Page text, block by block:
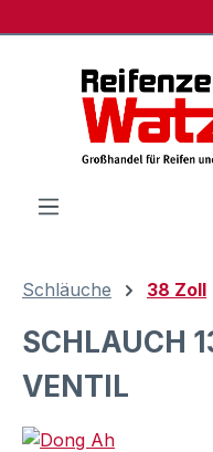
Schläuche 38 Zoll
SCHLAUCH
VENTIL